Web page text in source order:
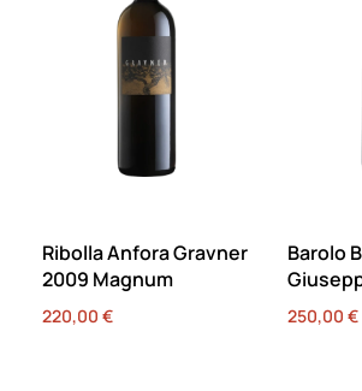
Ribolla Anfora Gravner
2009 Magnum
220,00 €
Barolo
250,00 €